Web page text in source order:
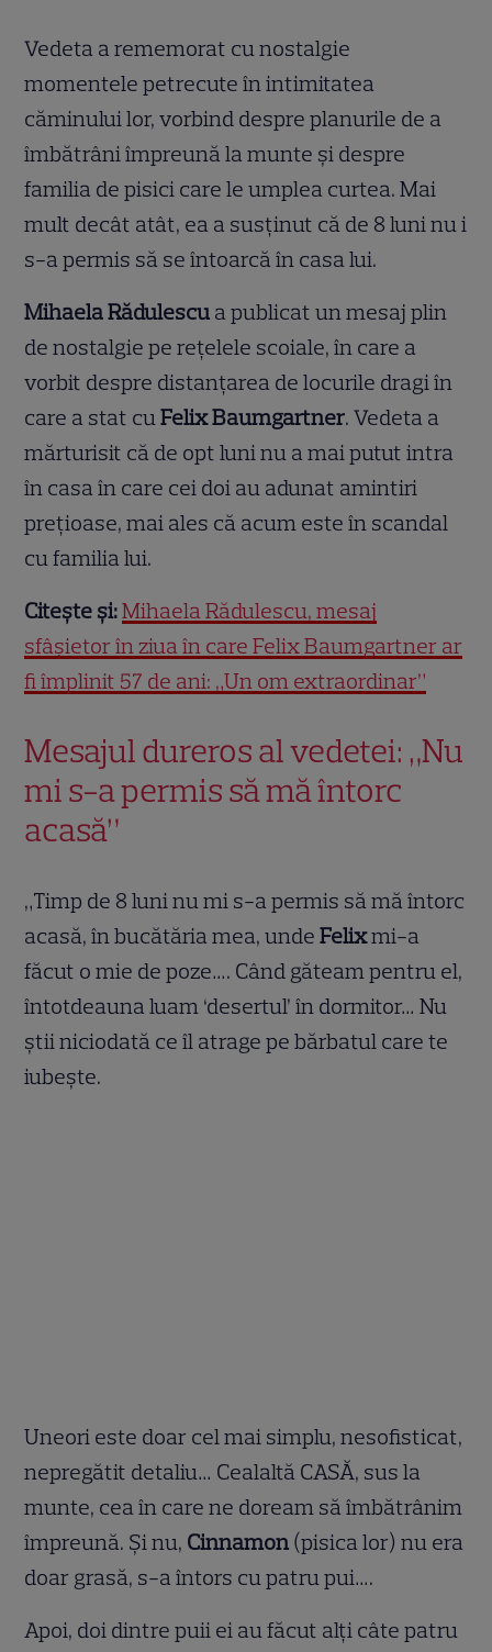
Vedeta a rememorat cu nostalgie
momentele petrecute în intimitatea
căminului lor, vorbind despre planurile de a
îmbătrâni împreună la munte și despre
familia de pisici care le umplea curtea. Mai
mult decât atât, ea a susținut că de 8 luni nu i
s-a permis să se întoarcă în casa lui.
Mihaela Rădulescu a publicat un mesaj plin
de nostalgie pe rețelele scoiale, în care a
vorbit despre distanțarea de locurile dragi în
care a stat cuFelix Baumgartner. Vedeta a
mărturisit că de opt luni nu a mai putut intra
în casa în care cei doi au adunat amintiri
prețioase, mai ales că acum este în scandal
cu familia lui.
Citește și:Mihaela Rădulescu, mesaj
sfâșietor în ziua în care Felix Baumgartner ar
fi împlinit 57 de ani: „Un om extraordinar”
Mesajul dureros al vedetei: „Nu
mi s-a permis să mă întorc
acasă”
„Timp de 8 luni nu mi s-a permis să mă întorc
acasă, în bucătăria mea, undeFelixmi-a
făcut o mie de poze…. Când găteam pentru el,
întotdeauna luam ‘desertul’ în dormitor… Nu
știi niciodată ce îl atrage pe bărbatul care te
iubește.
Uneori este doar cel mai simplu, nesofisticat,
nepregătit detaliu… Cealaltă CASĂ, sus la
munte, cea în care ne doream să îmbătrânim
împreună. Și nu, Cinnamon (pisica lor) nu era
doar grasă, s-a întors cu patru pui….
Apoi, doi dintre puii ei au făcut alți câte patru